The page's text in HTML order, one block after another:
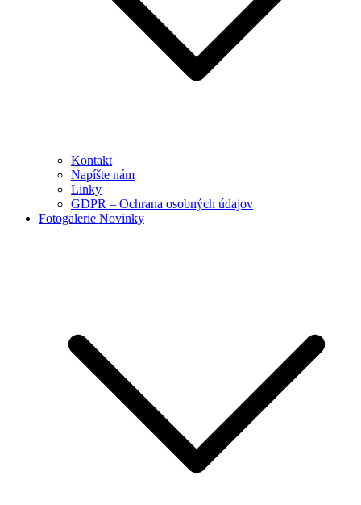
Kontakt
Napíšte nám
Linky
GDPR – Ochrana osobných údajov
Fotogalerie Novinky